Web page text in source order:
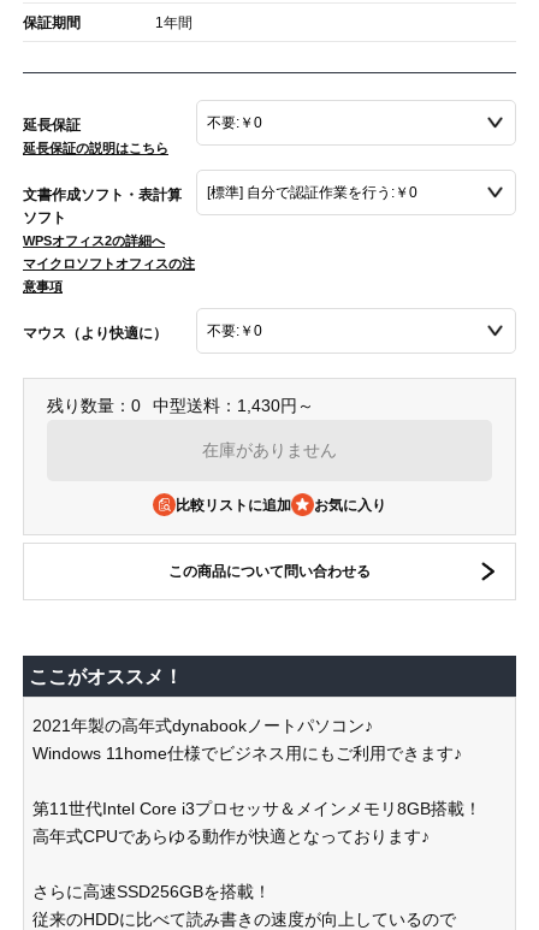
保証期間 1年間
延長保証
延長保証の説明はこちら
文書作成ソフト・表計算
ソフト
WPSオフィス2の詳細へ
マイクロソフトオフィスの注
意事項
マウス（より快適に）
残り数量：0 中型送料：1,430円～
在庫がありません
比較リストに追加
この商品について問い合わせる
ここがオススメ！
2021年製の高年式dynabookノートパソコン♪
Windows 11home仕様でビジネス用にもご利用できます♪
第11世代Intel Core i3プロセッサ＆メインメモリ8GB搭載！
高年式CPUであらゆる動作が快適となっております♪
さらに高速SSD256GBを搭載！
従来のHDDに比べて読み書きの速度が向上しているので